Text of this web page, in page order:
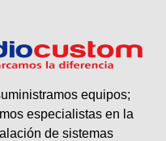
equipos;
especialistas en la
de sistemas